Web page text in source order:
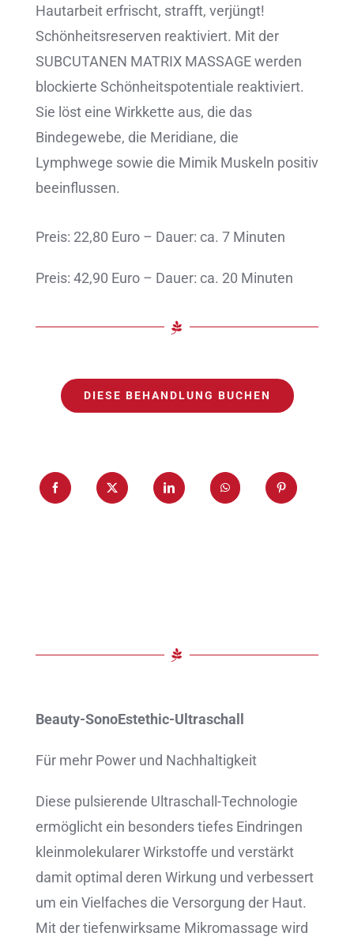
Hautarbeit erfrischt, strafft, verjüngt!
Schönheitsreserven reaktiviert. Mit der
SUBCUTANEN MATRIX MASSAGE werden
blockierte Schönheitspotentiale reaktiviert.
Sie löst eine Wirkkette aus, die das
Bindegewebe, die Meridiane, die
Lymphwege sowie die Mimik Muskeln positiv
beeinflussen.
Preis: 22,80 Euro – Dauer: ca. 7 Minuten
Preis: 42,90 Euro – Dauer: ca. 20 Minuten
DIESE BEHANDLUNG BUCHEN
Beauty-SonoEstethic-Ultraschall
Für mehr Power und Nachhaltigkeit
Diese pulsierende Ultraschall-Technologie
ermöglicht ein besonders tiefes Eindringen
kleinmolekularer Wirkstoffe und verstärkt
damit optimal deren Wirkung und verbessert
um ein Vielfaches die Versorgung der Haut.
Mit der tiefenwirksame Mikromassage wird